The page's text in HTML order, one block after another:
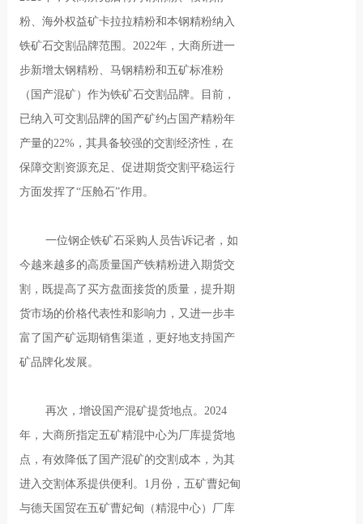
粉、海外权益矿卡拉拉精粉和本钢精粉纳入
铁矿石交割品牌范围。2022年，大商所进一
步新增太钢精粉、马钢精粉和五矿标准粉
（国产混矿）作为铁矿石交割品牌。目前，
已纳入可交割品牌的国产矿约占国产精粉年
产量的22%，其具备较强的交割经济性，在
保障交割资源充足、促进期货交割平稳运行
方面发挥了“压舱石”作用。
一位钢企铁矿石采购人员告诉记者，如
今越来越多的高质量国产铁精粉进入期货交
割，既提高了买方盘面接货的质量，提升期
货市场的价格代表性和影响力，又进一步丰
富了国产矿远期销售渠道，更好地支持国产
矿品牌化发展。
再次，增设国产混矿提货地点。2024
年，大商所指定五矿精混中心为厂库提货地
点，有效降低了国产混矿的交割成本，为其
进入交割体系提供便利。1月份，五矿曹妃甸
与德天国贸在五矿曹妃甸（精混中心）厂库